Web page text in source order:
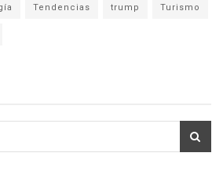
Tendencias trump Turismo